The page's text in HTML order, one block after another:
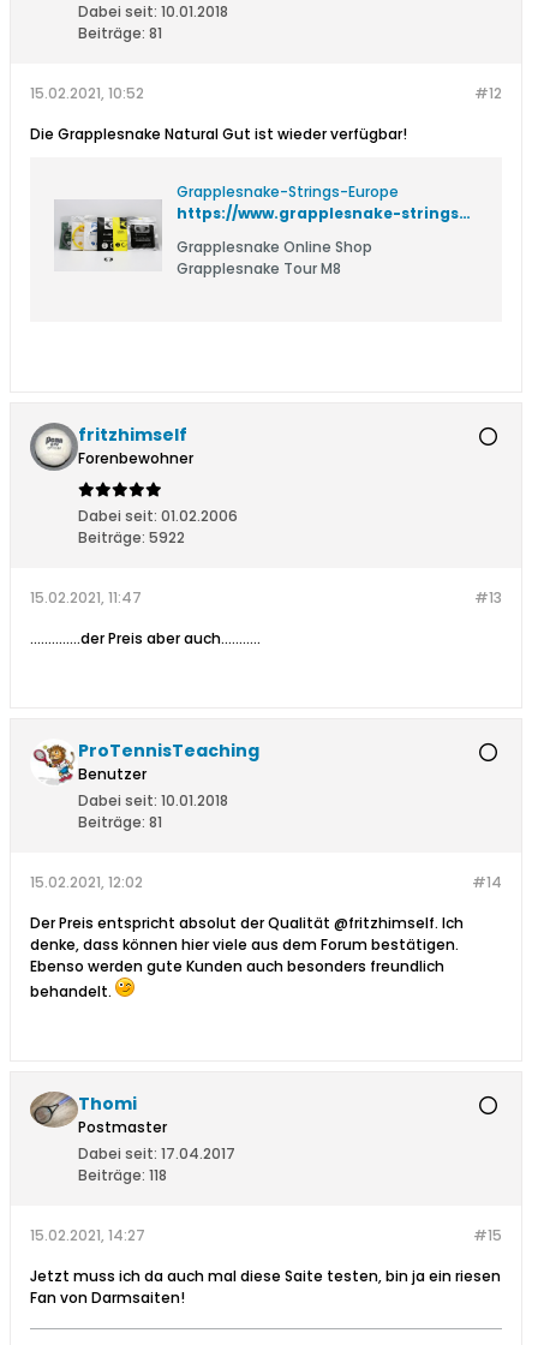
Dabei seit: 10.01.2018
Beiträge: 81
#12
15.02.2021, 10:52
Die Grapplesnake Natural Gut ist wieder verfügbar!
Grapplesnake-Strings-Europe
https://www.grapplesnake-strings-europe.com
Grapplesnake Online Shop
Grapplesnake Tour M8
fritzhimself
Forenbewohner
Dabei seit: 01.02.2006
Beiträge: 5922
#13
15.02.2021, 11:47
..............der Preis aber auch...........
ProTennisTeaching
Benutzer
Dabei seit: 10.01.2018
Beiträge: 81
#14
15.02.2021, 12:02
Der Preis entspricht absolut der Qualität @fritzhimself. Ich
denke, dass können hier viele aus dem Forum bestätigen.
Ebenso werden gute Kunden auch besonders freundlich
behandelt.
Thomi
Postmaster
Dabei seit: 17.04.2017
Beiträge: 118
#15
15.02.2021, 14:27
Jetzt muss ich da auch mal diese Saite testen, bin ja ein riesen
Fan von Darmsaiten!